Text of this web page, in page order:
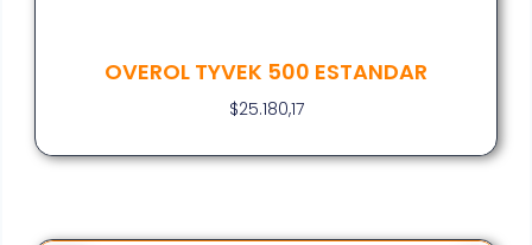
OVEROL TYVEK 500 ESTANDAR
$25.180,17